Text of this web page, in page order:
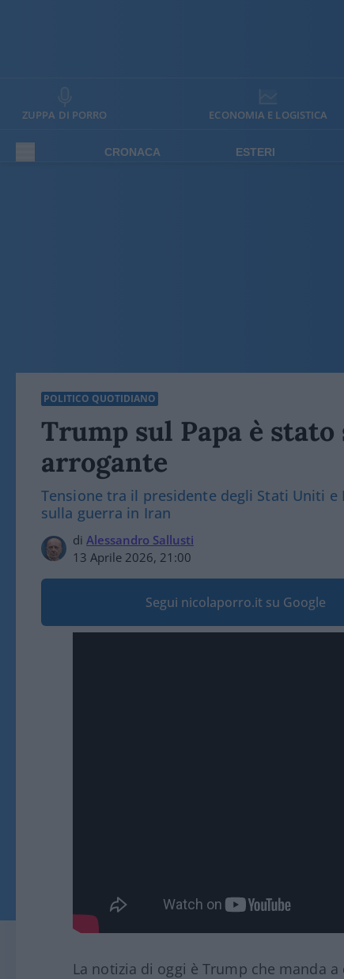
ZUPPA DI PORRO ECONOMIA E LOGISTICA
CRONACA ESTERI
POLITICO QUOTIDIANO
Trump sul Papa è
arrogante
Tensione tra il presidente degli Stati Uniti e
sulla guerra in Iran
di Alessandro Sallusti
13 Aprile 2026, 21:00
Segui nicolaporro.it su Google
La notizia di oggi è Trump che manda